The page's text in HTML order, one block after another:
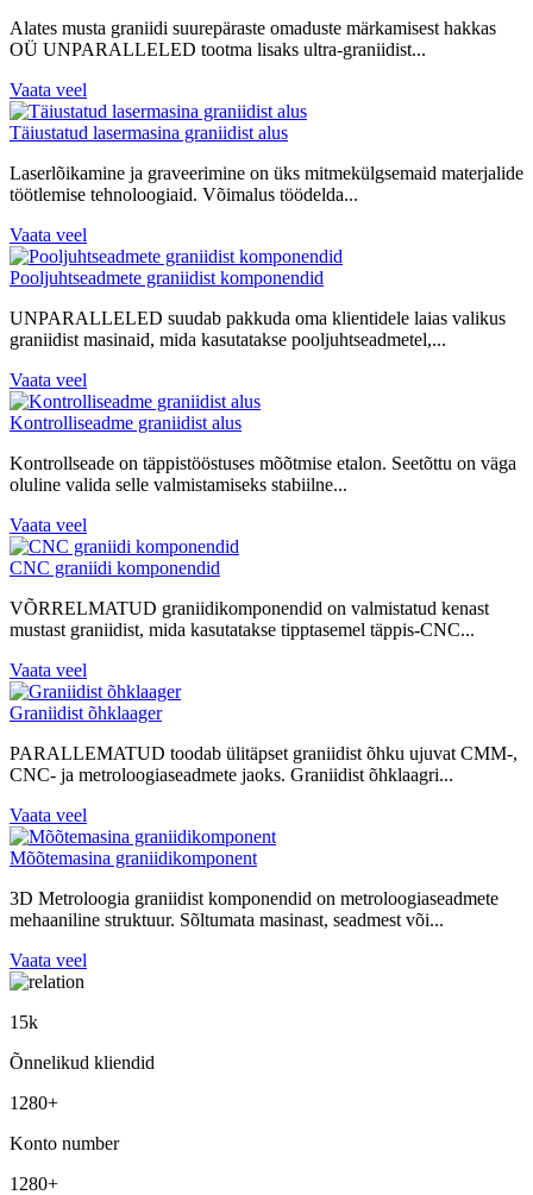
Alates musta graniidi suurepäraste omaduste märkamisest hakkas
OÜ UNPARALLELED tootma lisaks ultra-graniidist...
Vaata veel
Täiustatud lasermasina graniidist alus
Laserlõikamine ja graveerimine on üks mitmekülgsemaid materjalide
töötlemise tehnoloogiaid. Võimalus töödelda...
Vaata veel
Pooljuhtseadmete graniidist komponendid
UNPARALLELED suudab pakkuda oma klientidele laias valikus
graniidist masinaid, mida kasutatakse pooljuhtseadmetel,...
Vaata veel
Kontrolliseadme graniidist alus
Kontrollseade on täppistööstuses mõõtmise etalon. Seetõttu on väga
oluline valida selle valmistamiseks stabiilne...
Vaata veel
CNC graniidi komponendid
VÕRRELMATUD graniidikomponendid on valmistatud kenast
mustast graniidist, mida kasutatakse tipptasemel täppis-CNC...
Vaata veel
Graniidist õhklaager
PARALLEMATUD toodab ülitäpset graniidist õhku ujuvat CMM-,
CNC- ja metroloogiaseadmete jaoks. Graniidist õhklaagri...
Vaata veel
Mõõtemasina graniidikomponent
3D Metroloogia graniidist komponendid on metroloogiaseadmete
mehaaniline struktuur. Sõltumata masinast, seadmest või...
Vaata veel
15k
Õnnelikud kliendid
1280+
Konto number
1280+